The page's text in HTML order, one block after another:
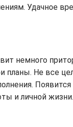
Удачное
немного
планы. Не все
и личной жизни.